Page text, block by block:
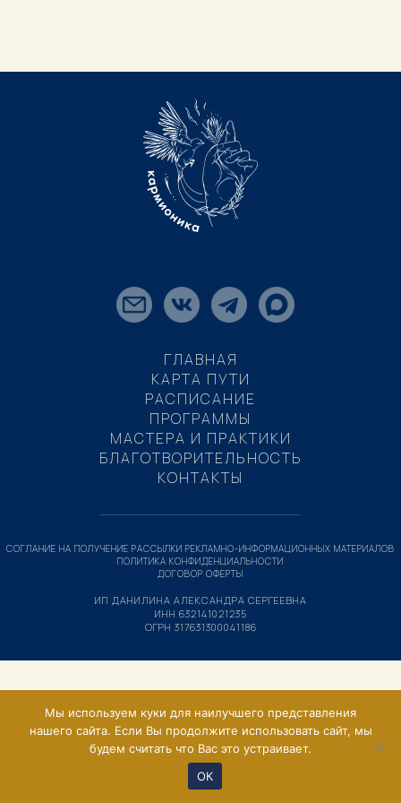
ГЛАВНАЯ
КАРТА ПУТИ
РАСПИСАНИЕ
ПРОГРАММЫ
МАСТЕРА И ПРАКТИКИ
БЛАГОТВОРИТЕЛЬНОСТЬ
КОНТАКТЫ
ИП ДАНИЛИНА АЛЕКСАНДРА СЕРГЕЕВНА
ИНН 632141021235
ОГРН 317631300041186
СОГЛАНИЕ НА ПОЛУЧЕНИЕ РАССЫЛКИ РЕКЛАМНО-ИНФОРМАЦИОННЫХ МАТЕРИАЛОВ
ПОЛИТИКА КОНФИДЕНЦИАЛЬНОСТИ
ДОГОВОР ОФЕРТЫ
Мы используем куки для наилучшего представления
нашего сайта. Если Вы продолжите использовать сайт, мы
будем считать что Вас это устраивает.
ОК